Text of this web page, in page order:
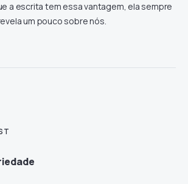
a escrita tem essa vantagem, ela sempre
um pouco sobre nós.